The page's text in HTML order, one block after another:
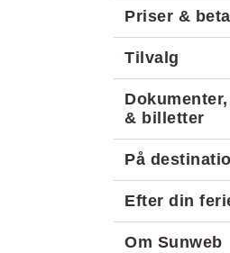
Priser &
Tilvalg
& billetter
På
Efter din
Om Sunweb